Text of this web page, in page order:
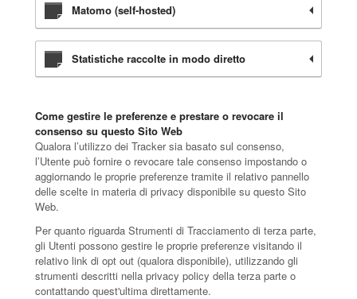
Matomo (self-hosted)
Statistiche raccolte in modo diretto
Come gestire le preferenze e prestare o revocare il
consenso su questo Sito Web
Qualora l’utilizzo dei Tracker sia basato sul consenso,
l’Utente può fornire o revocare tale consenso impostando o
aggiornando le proprie preferenze tramite il relativo pannello
delle scelte in materia di privacy disponibile su questo Sito
Web.
Per quanto riguarda Strumenti di Tracciamento di terza parte,
gli Utenti possono gestire le proprie preferenze visitando il
relativo link di opt out (qualora disponibile), utilizzando gli
strumenti descritti nella privacy policy della terza parte o
contattando quest'ultima direttamente.